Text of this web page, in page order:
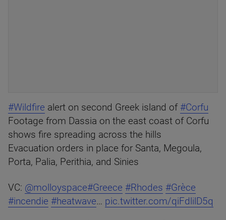
#Wildfire alert on second Greek island of#Corfu
Footage from Dassia on the east coast of Corfu
shows fire spreading across the hills
Evacuation orders in place for Santa, Megoula,
Porta, Palia, Perithia, and Sinies
VC: @molloyspace#Greece #Rhodes #Grèce
#incendie #heatwave… pic.twitter.com/qiFdlilD5q